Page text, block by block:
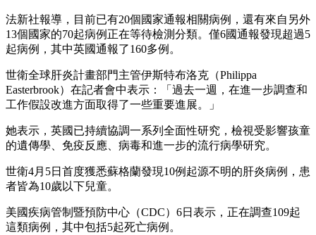
法新社報導，目前已有20個國家通報相關病例，還有來自另外
13個國家的70起病例正在等待檢測分類。僅6國通報發現超過5
起病例，其中英國通報了160多例。
世衛全球肝炎計畫部門主管伊斯特布洛克（Philippa
Easterbrook）在記者會中表示：「過去一週，在進一步調查和
工作假設改進方面取得了一些重要進展。」
她表示，英國已持續協調一系列全面性研究，檢視受影響孩童
的遺傳學、免疫反應、病毒和進一步的流行病學研究。
世衛4月5日首度獲悉蘇格蘭發現10例起源不明的肝炎病例，患
者皆為10歲以下兒童。
美國疾病管制暨預防中心（CDC）6日表示，正在調查109起
這類病例，其中包括5起死亡病例。